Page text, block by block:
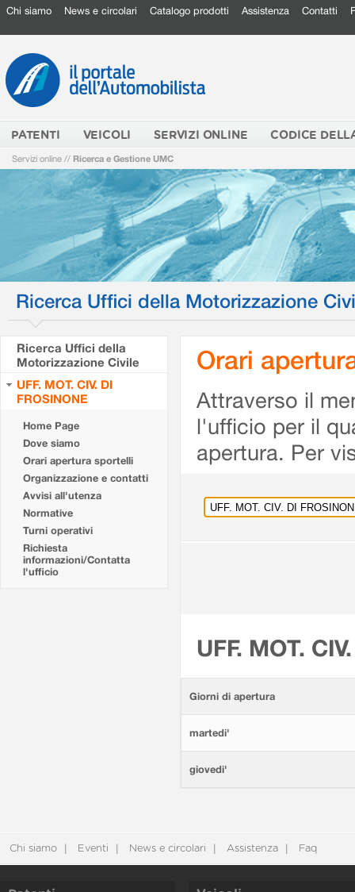
Chi siamo News e circolari Catalogo prodotti Assistenza Contatti
PATENTI VEICOLI SERVIZI ONLINE CODICE
Servizi online // Ricerca e Gestione UMC
Ricerca Uffici della Motorizzazione
Ricerca Uffici della
Motorizzazione Civile
UFF. MOT. CIV. DI
FROSINONE
Home Page
Dove siamo
Orari apertura sportelli
Organizzazione e contatti
Avvisi all'utenza
Normative
Turni operativi
Richiesta
informazioni/Contatta
l'ufficio
Orari
Attraverso il
l'ufficio per il
apertura. Per
UFF. MOT.
Giorni di apertura
martedi'
giovedi'
Chi siamo Eventi News e circolari Assistenza Faq